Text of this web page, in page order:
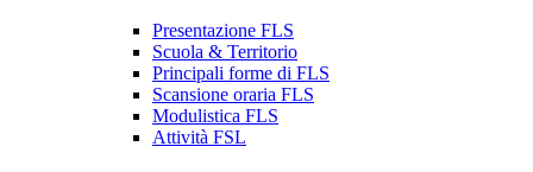
Presentazione FLS
Scuola & Territorio
Principali forme di FLS
Scansione oraria FLS
Modulistica FLS
Attività FSL